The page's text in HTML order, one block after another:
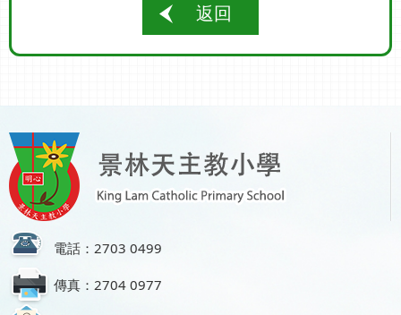
返回
電話：2703 0499
傳真：2704 0977